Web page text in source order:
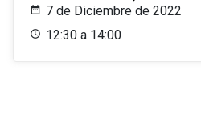
7 de Diciembre de 2022
12:30 a 14:00